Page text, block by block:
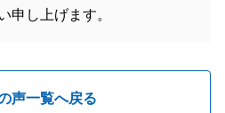
申し上げます。
声一覧へ戻る